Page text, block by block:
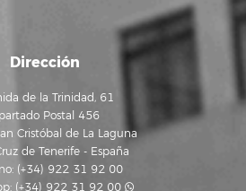
Dirección
de la Trinidad, 61
Postal 456
Cristóbal de La Laguna
de Tenerife - España
(+34) 922 31 92 00
(+34) 922 31 92 00